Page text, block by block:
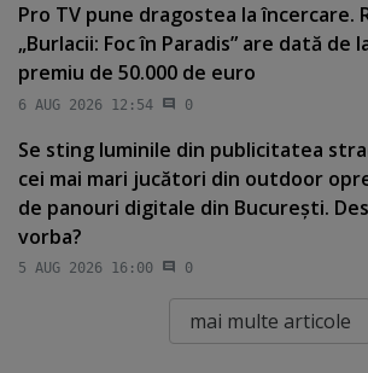
Pro TV pune dragostea la încercare.
„Burlacii: Foc în Paradis” are dată de
premiu de 50.000 de euro
6 AUG 2026 12:54 0
Se sting luminile din publicitatea
cei mai mari jucători din outdoor
de panouri digitale din Bucureşti.
vorba?
5 AUG 2026 16:00 0
mai multe articole